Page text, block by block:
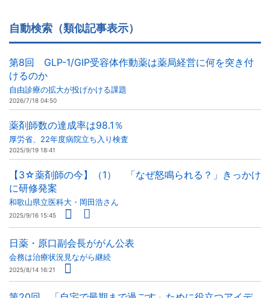
自動検索（類似記事表示）
第8回 GLP-1/GIP受容体作動薬は薬局経営に何を突き付
けるのか
自由診療の拡大が投げかける課題
2026/7/18 04:50
薬剤師数の達成率は98.1％
厚労省、22年度病院立ち入り検査
2025/9/19 18:41
【3☆薬剤師の今】（1） 「なぜ怒鳴られる？」きっかけ
に研修発案
和歌山県立医科大・岡田浩さん
2025/9/16 15:45
日薬・原口副会長ががん公表
会務は治療状況見ながら継続
2025/8/14 16:21